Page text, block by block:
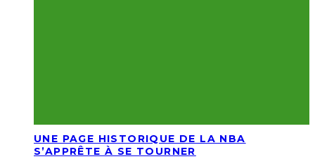
UNE PAGE HISTORIQUE DE LA NBA
S’APPRÊTE À SE TOURNER